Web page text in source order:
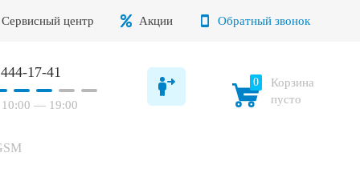
Сервисный центр Акции Обратный звонок
17-41
10:00 — 19:00
Корзина
пусто
0